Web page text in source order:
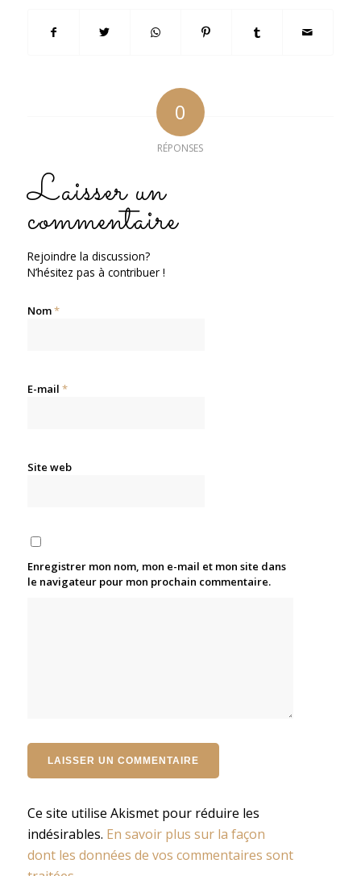
0
RÉPONSES
Laisser un
commentaire
Rejoindre la discussion?
N’hésitez pas à contribuer !
Nom*
E-mail *
Site web
Enregistrer mon nom, mon e-mail et mon site dans
le navigateur pour mon prochain commentaire.
Ce site utilise Akismet pour réduire les
indésirables. En savoir plus sur la façon
dont les données de vos commentaires sont